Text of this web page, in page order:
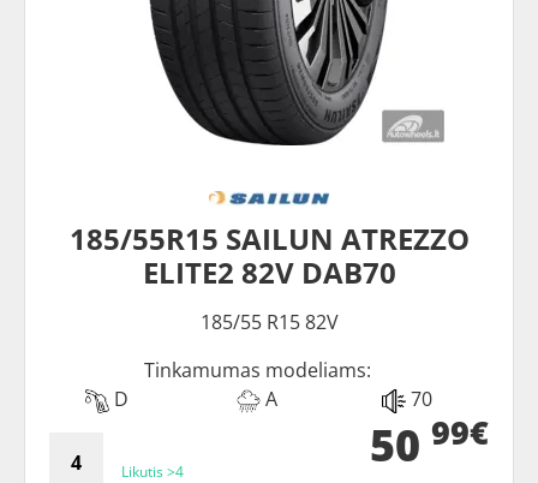
185/55R15 SAILUN ATREZZO
ELITE2 82V DAB70
185/55 R15 82V
Tinkamumas modeliams:
D
A 70
Likutis >4 50 99€